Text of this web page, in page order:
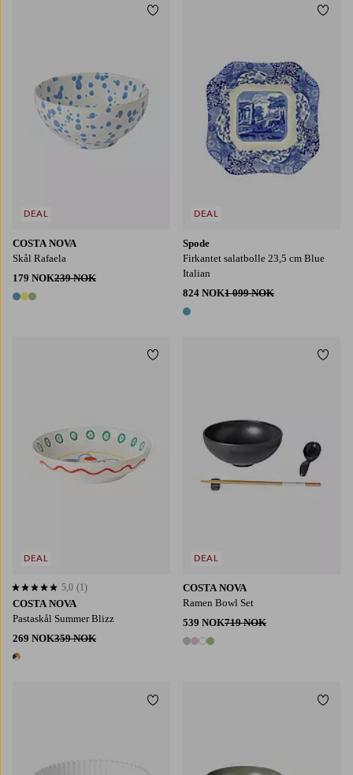
COSTA NOVA
Skål Rafaela
179 NOK239 NOK
3 farger
DEAL
Legg til favoritter
Spode
Firkantet salatbolle 23,5 cm Blue
Italian
824 NOK1 099 NOK
1 farge
DEAL
COSTA NOVA
Pastaskål Summer Blizz
269 NOK359 NOK
1 farge
5,0 basert på 1 karaktergivninger
5,0 (1)
DEAL
Legg til favoritter
COSTA NOVA
Ramen Bowl Set
539 NOK719 NOK
4 farger
DEAL
Legg til favoritter